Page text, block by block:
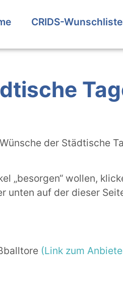
CRIDS-
der Städtische
„besorgen“ wollen,
unten auf der dieser
(Link zum